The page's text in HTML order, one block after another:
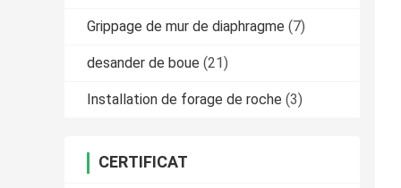
Grippage de mur de diaphragme (7)
desander de boue (21)
Installation de forage de roche (3)
CERTIFICAT